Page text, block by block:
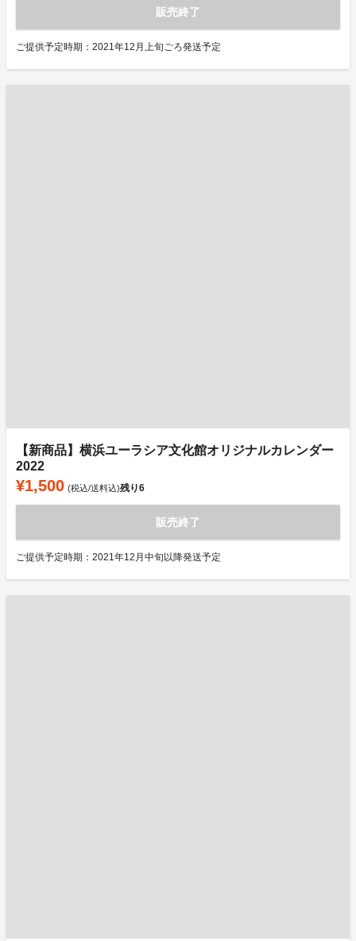
販売終了
ご提供予定時期：2021年12月上旬ごろ発送予定
【新商品】横浜ユーラシア文化館オリジナルカレンダー
2022
¥1,500 (税込/送料込)残り6
販売終了
ご提供予定時期：2021年12月中旬以降発送予定